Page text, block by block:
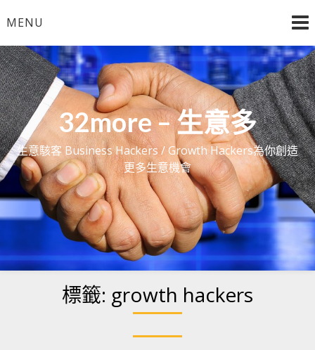
toMENU
32more – 生意多
生意駭客 Business Hackers / Growth Hackers為你創造
更多生意機會
標籤: growth hackers